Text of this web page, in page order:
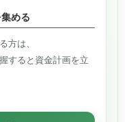
める
方は、
すると資金計画を立